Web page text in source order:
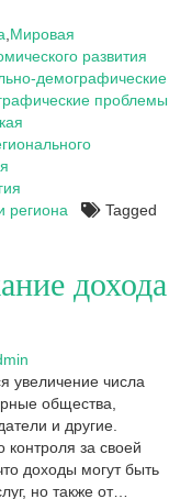
Мировая
развития
демографические
проблемы
региона
Tagged
дохода
увеличение числа
общества,
и другие.
контроля за своей
доходы могут быть
но также от…